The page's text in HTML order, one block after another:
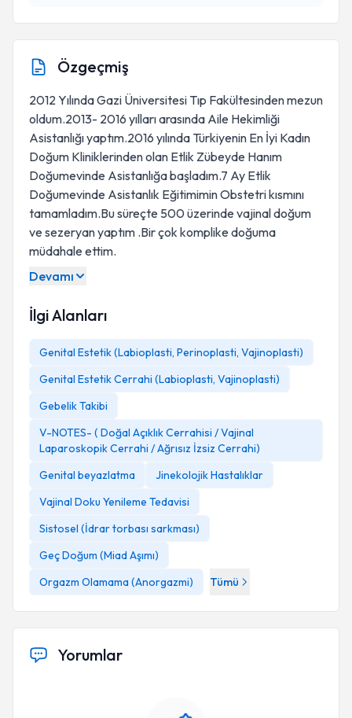
Özgeçmiş
2012 Yılında Gazi Üniversitesi Tıp Fakültesinden mezun
oldum.2013- 2016 yılları arasında Aile Hekimliği
Asistanlığı yaptım.2016 yılında Türkiyenin En İyi Kadın
Doğum Kliniklerinden olan Etlik Zübeyde Hanım
Doğumevinde Asistanlığa başladım.7 Ay Etlik
Doğumevinde Asistanlık Eğitimimin Obstetri kısmını
tamamladım.Bu süreçte 500 üzerinde vajinal doğum
ve sezeryan yaptım .Bir çok komplike doğuma
müdahale ettim.
Devamı
İlgi Alanları
Genital Estetik (Labioplasti, Perinoplasti, Vajinoplasti)
Genital Estetik Cerrahi (Labioplasti, Vajinoplasti)
Gebelik Takibi
V-NOTES- ( Doğal Açıklık Cerrahisi / Vajinal
Laparoskopik Cerrahi / Ağrısız İzsiz Cerrahi)
Genital beyazlatma
Jinekolojik Hastalıklar
Vajinal Doku Yenileme Tedavisi
Sistosel (İdrar torbası sarkması)
Geç Doğum (Miad Aşımı)
Orgazm Olamama (Anorgazmi)
Tümü
Yorumlar